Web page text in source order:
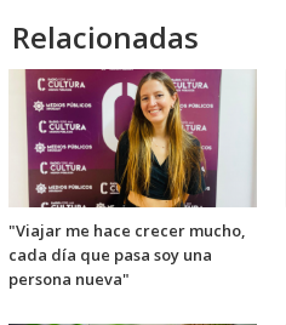
Relacionadas
"Viajar me hace crecer mucho,
cada día que pasa soy una
persona nueva"